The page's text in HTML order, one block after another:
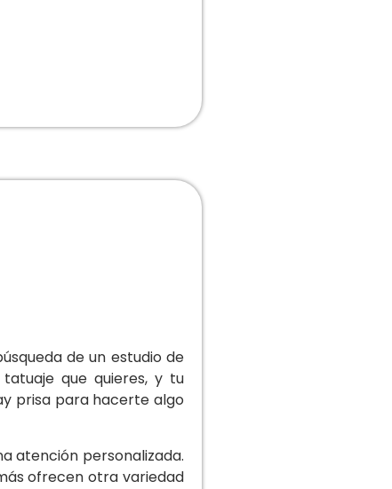
de un estudio de
que quieres, y tu
prisa para hacerte algo
atención personalizada.
ofrecen otra variedad